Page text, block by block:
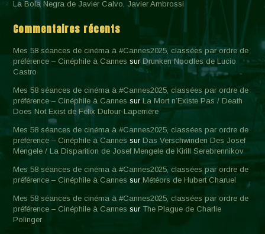
La Bola Negra de Javier Calvo, Javier Ambrossi
Commentaires récents
Mes 58 séances de cinéma à #Cannes2025, classées par ordre de
préférence – Cinéphile à Cannes surDrunken Noodles de Lucio
Castro
Mes 58 séances de cinéma à #Cannes2025, classées par ordre de
préférence – Cinéphile à Cannes surLa Mort n’Existe Pas / Death
Does Not Exist de Félix Dufour-Laperrière
Mes 58 séances de cinéma à #Cannes2025, classées par ordre de
préférence – Cinéphile à Cannes surDas Verschwinden Des Josef
Mengele / La Disparition de Josef Mengele de Kirill Serebrennikov
Mes 58 séances de cinéma à #Cannes2025, classées par ordre de
préférence – Cinéphile à Cannes surMétéors de Hubert Charuel
Mes 58 séances de cinéma à #Cannes2025, classées par ordre de
préférence – Cinéphile à Cannes surThe Plague de Charlie
Polinger